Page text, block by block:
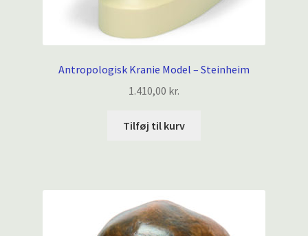
Antropologisk Kranie Model – Steinheim
1.410,00 kr.
Tilføj til kurv